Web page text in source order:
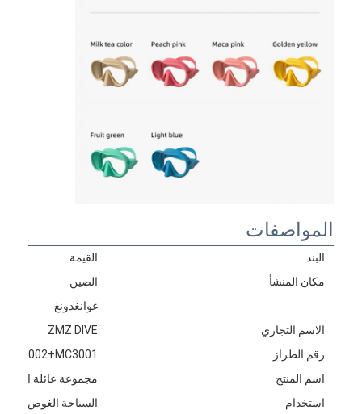
المواصفات
البند
القيمة
مكان المنشأ
الصين
غوانغدونغ
الاسم التجاري
ZMZ DIVE
رقم الطراز
اسم المنتج
مجموعة عائلة
استخدام
السباحة الغوص